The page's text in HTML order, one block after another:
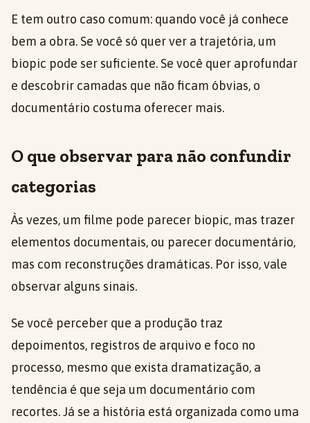
E tem outro caso comum: quando você já conhece
bem a obra. Se você só quer ver a trajetória, um
biopic pode ser suficiente. Se você quer aprofundar
e descobrir camadas que não ficam óbvias, o
documentário costuma oferecer mais.
O que observar para não confundir
categorias
Às vezes, um filme pode parecer biopic, mas trazer
elementos documentais, ou parecer documentário,
mas com reconstruções dramáticas. Por isso, vale
observar alguns sinais.
Se você perceber que a produção traz
depoimentos, registros de arquivo e foco no
processo, mesmo que exista dramatização, a
tendência é que seja um documentário com
recortes. Já se a história está organizada como uma